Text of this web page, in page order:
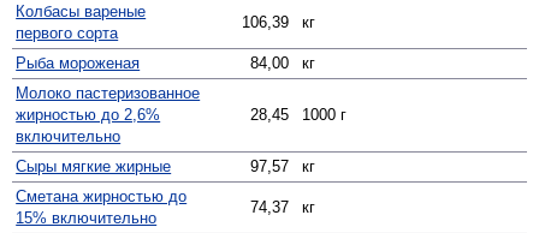
Колбасы вареные
первого сорта
106,39 кг
Рыба мороженая 84,00
кг
Молоко пастеризованное
жирностью до 2,6%
включительно
28,45 1000 г
Сыры мягкие жирные 97,57
кг
Сметана жирностью до
15% включительно
74,37 кг